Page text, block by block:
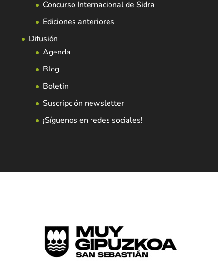
Concurso Internacional de Sidra
Ediciones anteriores
Difusión
Agenda
Blog
Boletín
Suscripción newsletter
¡Síguenos en redes sociales!